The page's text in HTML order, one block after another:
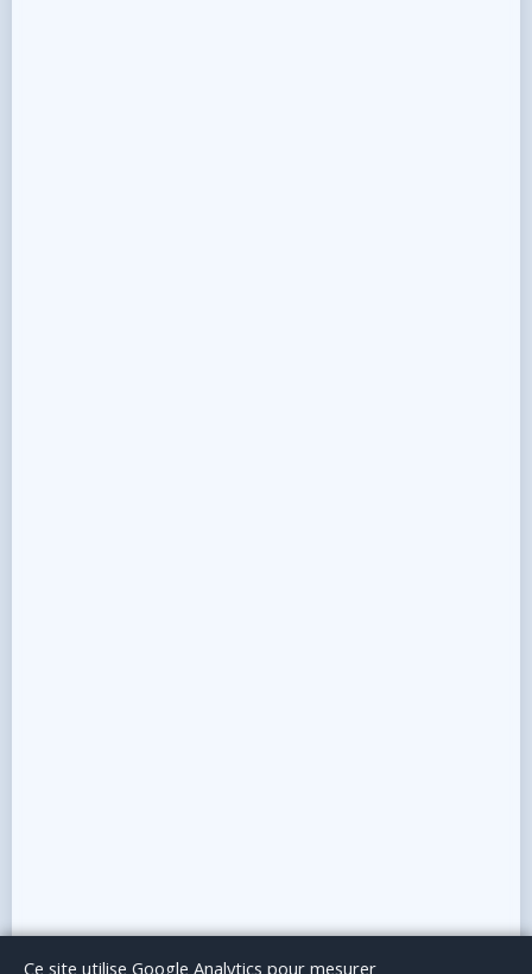
Le BlogPublicité Articles invitésMentions Légales
Ce site utilise Google Analytics pour mesurer